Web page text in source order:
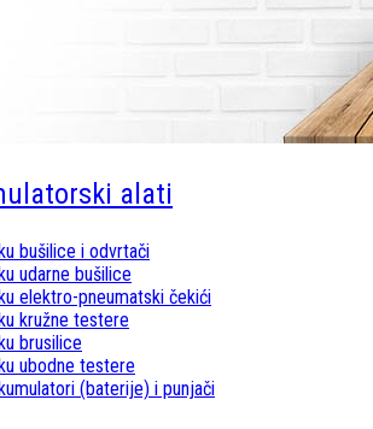
alati
bušilice i odvrtači
udarne bušilice
elektro-pneumatski čekići
kružne testere
brusilice
ubodne testere
(baterije) i punjači